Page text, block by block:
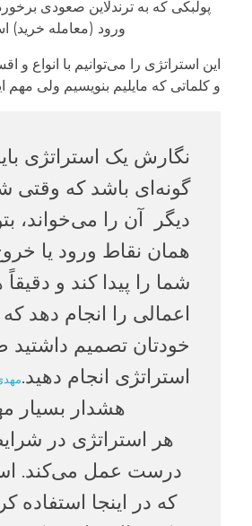
پولبکی که به ترندلاین صعودی
ورود (معامله خرید)
این استراتژی را می‌توانیم با انواع و
و کلماتی که مایلیم بنویسیم ولی مهم
نگارش یک استراتژی
گونه‌ای باشد که
دیگر آن را می‌خواند،
همان نقاط ورود یا
شما را پیدا کند و
اعمالی را انجام دهد
خودتان تصمیم داشتید
استراتژی انجام دهید.
هشدار بسیار
هر استراتژی در
درست عمل می‌کند.
که در اینجا استفاده